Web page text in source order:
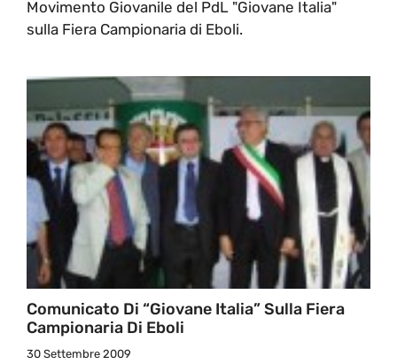
Movimento Giovanile del PdL "Giovane Italia"
sulla Fiera Campionaria di Eboli.
Comunicato Di “Giovane Italia” Sulla Fiera
Campionaria Di Eboli
30 Settembre 2009